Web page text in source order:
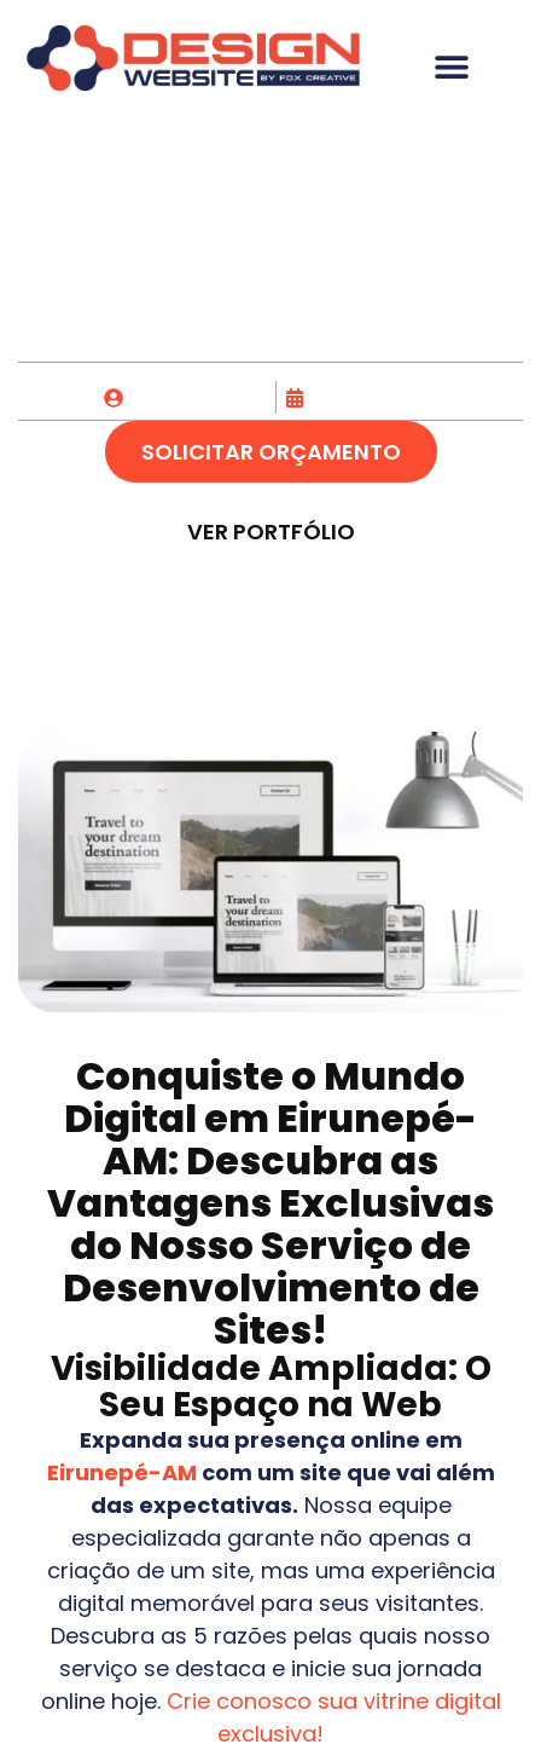
SOLICITAR ORÇAMENTO
VER PORTFÓLIO
Conquiste o Mundo
Digital em Eirunepé-
AM: Descubra as
Vantagens Exclusivas
do Nosso Serviço de
Desenvolvimento de
Sites!
Visibilidade Ampliada: O
Seu Espaço na Web
Expanda sua presença online em
Eirunepé-AMcom um site que vai além
das expectativas. Nossa equipe
especializada garante não apenas a
criação de um site, mas uma experiência
digital memorável para seus visitantes.
Descubra as 5 razões pelas quais nosso
serviço se destaca e inicie sua jornada
online hoje. Crie conosco sua vitrine digital
exclusiva!